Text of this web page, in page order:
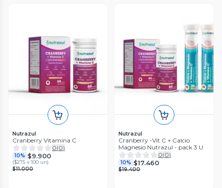
Nutrazul
Cranberry Vitamina C
0(0)
10% $9.900
($275 x 100 un)
$11.000
Nutrazul
Cranberry -Vit C + Calcio
Magnesio Nutrazul - pack 3 U
0(0)
10% $17.460
$19.400